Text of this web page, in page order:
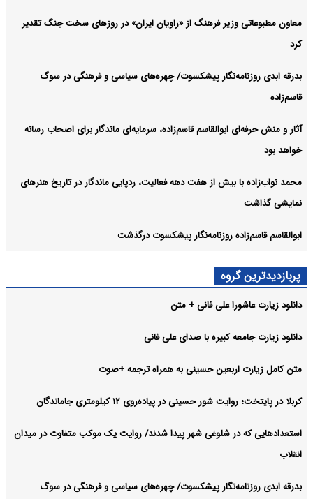
معاون مطبوعاتی وزیر فرهنگ از «راویان ایران» در روزهای سخت جنگ تقدیر
کرد
بدرقه ابدی روزنامه‌نگار پیشکسوت/ چهره‌های سیاسی و فرهنگی در سوگ
قاسم‌زاده
آثار و منش حرفه‌ای ابوالقاسم قاسم‌زاده، سرمایه‌ای ماندگار برای اصحاب رسانه
خواهد بود
محمد نواب‌زاده با بیش از هفت دهه فعالیت، ردپایی ماندگار در تاریخ هنرهای
نمایشی گذاشت
ابوالقاسم قاسم‌زاده روزنامه‌نگار پیشکسوت درگذشت
پربازدیدترین گروه
دانلود زیارت عاشورا علی فانی + متن
دانلود زیارت جامعه کبیره با صدای علی فانی
متن کامل زیارت اربعین حسینی به همراه ترجمه +صوت
کربلا در پایتخت؛ روایت شور حسینی در پیاده‌روی ۱۲ کیلومتری جاماندگان
استعدادهایی که در شلوغی شهر پیدا شدند/ روایت یک موکب متفاوت در میدان
انقلاب
بدرقه ابدی روزنامه‌نگار پیشکسوت/ چهره‌های سیاسی و فرهنگی در سوگ